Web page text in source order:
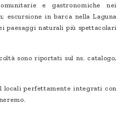
e gastronomiche nei
escursione in barca nella Laguna
paesaggi naturali più spettacolari
sono riportati sul ns. catalogo,
locali perfettamente integrati con